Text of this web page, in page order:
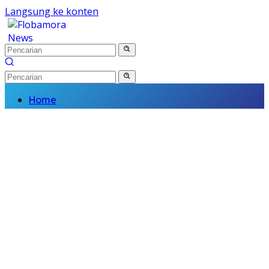
Langsung ke konten
Home